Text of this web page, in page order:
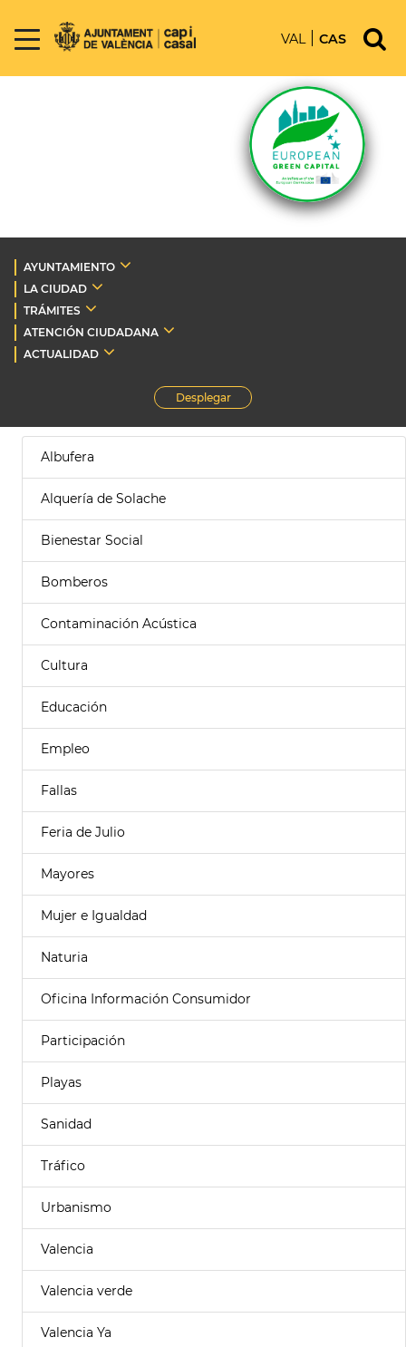
VAL CAS
AYUNTAMIENTO
LA CIUDAD
TRÁMITES
ATENCIÓN CIUDADANA
ACTUALIDAD
Desplegar
Albufera
Alquería de Solache
Bienestar Social
Bomberos
Contaminación Acústica
Cultura
Educación
Empleo
Fallas
Feria de Julio
Mayores
Mujer e Igualdad
Naturia
Oficina Información Consumidor
Participación
Playas
Sanidad
Tráfico
Urbanismo
Valencia
Valencia verde
Valencia Ya